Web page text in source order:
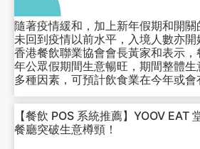
隨著疫情緩和，加上新年假期和開
未回到疫情以前水平，入境人數亦
香港餐飲聯業協會會長黃家和表示
年公眾假期間生意暢旺，期間整體生
多種因素，可預計飲食業在今年或會
【餐飲 POS 系統推薦】YOOV EAT
餐廳突破生意樽頸！